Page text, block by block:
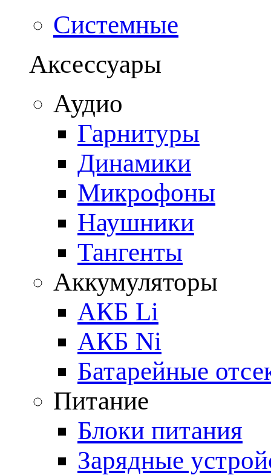
Системные
Аксессуары
Аудио
Гарнитуры
Динамики
Микрофоны
Наушники
Тангенты
Аккумуляторы
АКБ Li
АКБ Ni
Батарейные
Питание
Блоки питания
Зарядные